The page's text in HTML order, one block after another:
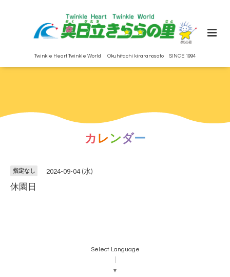
Twinkle Heart Twinkle World Okuhitachi kiraranosato SINCE 1994
カ レンダー
指定なし 2024-09-04 (水)
休園日
Select Language
▼